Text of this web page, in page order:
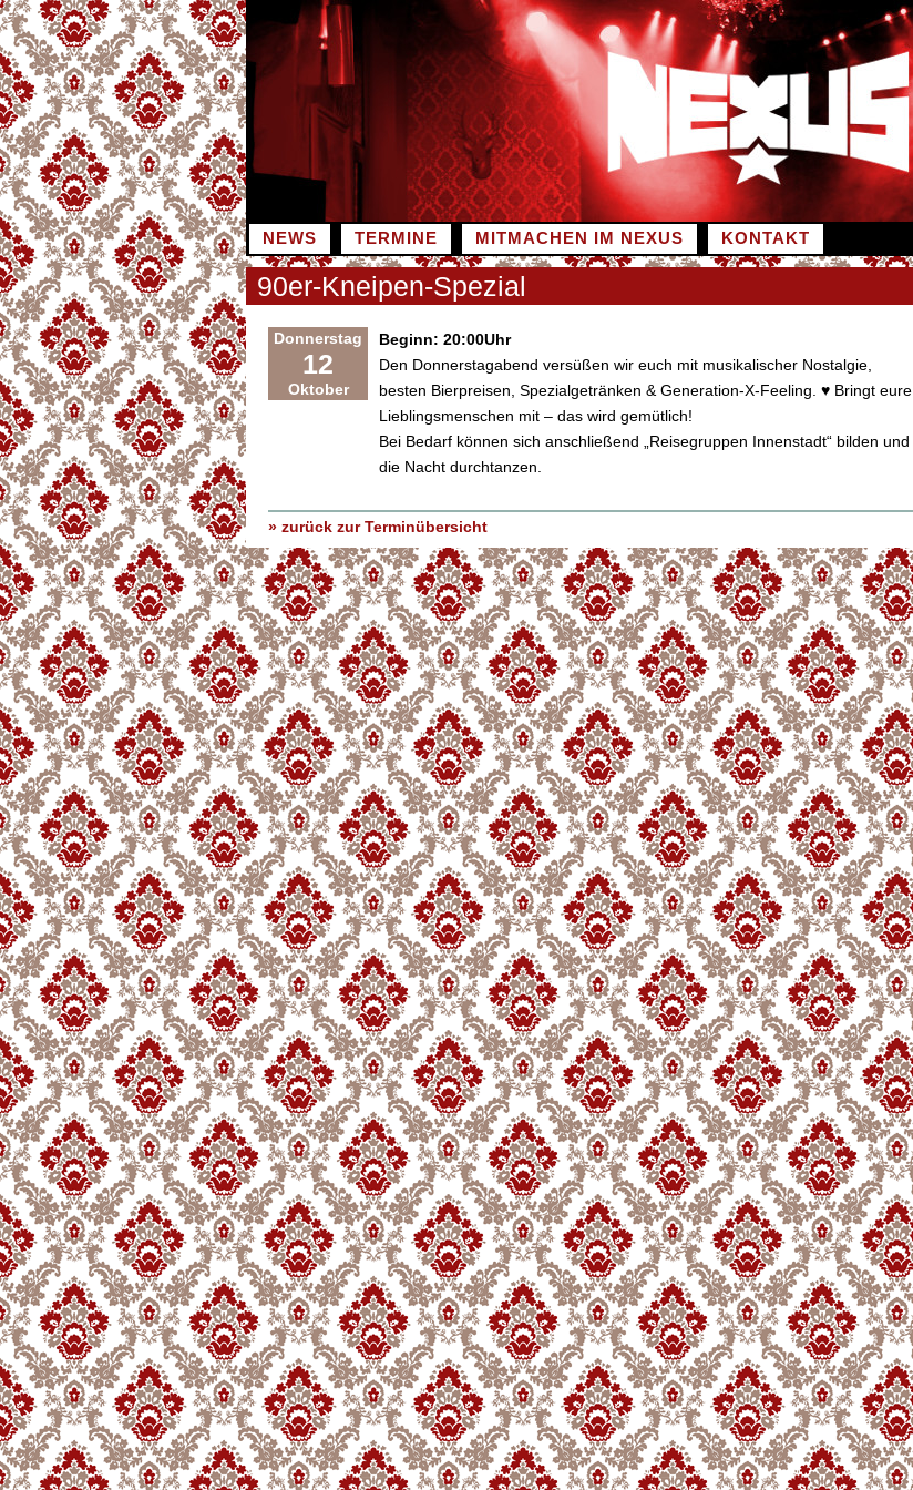
Zum
Inhalt
springen
NEWS TERMINE MITMACHEN IM NEXUS KONTAKT
90er-Kneipen-Spezial
Donnerstag
12
Oktober
Beginn: 20:00Uhr
Den Donnerstagabend versüßen wir euch mit musikalischer Nostalgie,
besten Bierpreisen, Spezialgetränken & Generation-X-Feeling. ♥ Bringt eure
Lieblingsmenschen mit – das wird gemütlich!
Bei Bedarf können sich anschließend „Reisegruppen Innenstadt“ bilden und
die Nacht durchtanzen.
» zurück zur Terminübersicht